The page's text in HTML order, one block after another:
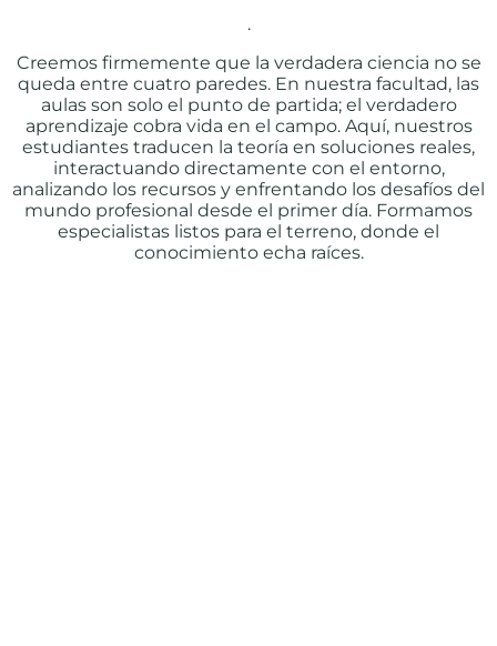
.
Creemos firmemente que la verdadera ciencia no se
queda entre cuatro paredes. En nuestra facultad, las
aulas son solo el punto de partida; el verdadero
aprendizaje cobra vida en el campo. Aquí, nuestros
estudiantes traducen la teoría en soluciones reales,
interactuando directamente con el entorno,
analizando los recursos y enfrentando los desafíos del
mundo profesional desde el primer día. Formamos
especialistas listos para el terreno, donde el
conocimiento echa raíces.